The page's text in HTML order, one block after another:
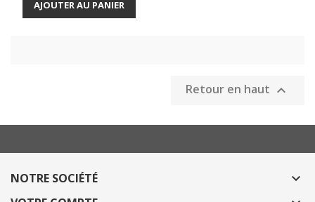
AJOUTER AU PANIER
Retour en haut 
NOTRE SOCIÉTÉ 